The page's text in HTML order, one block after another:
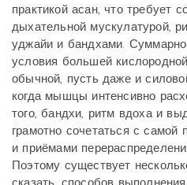
практикой асан, что требует
дыхательной мускулатурой,
уджайи и бандхами.
условия большей
обычной, пусть даже и
когда мышцы интенсивно
того, бандхи, ритм вдоха и
грамотно сочетаться с самой
и приёмами
Поэтому существует